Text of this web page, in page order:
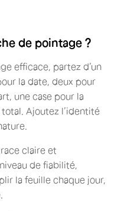
de pointage ?
efficace, partez d’un
la date, deux pour
une case pour la
Ajoutez l’identité
claire et
de fiabilité,
la feuille chaque jour,